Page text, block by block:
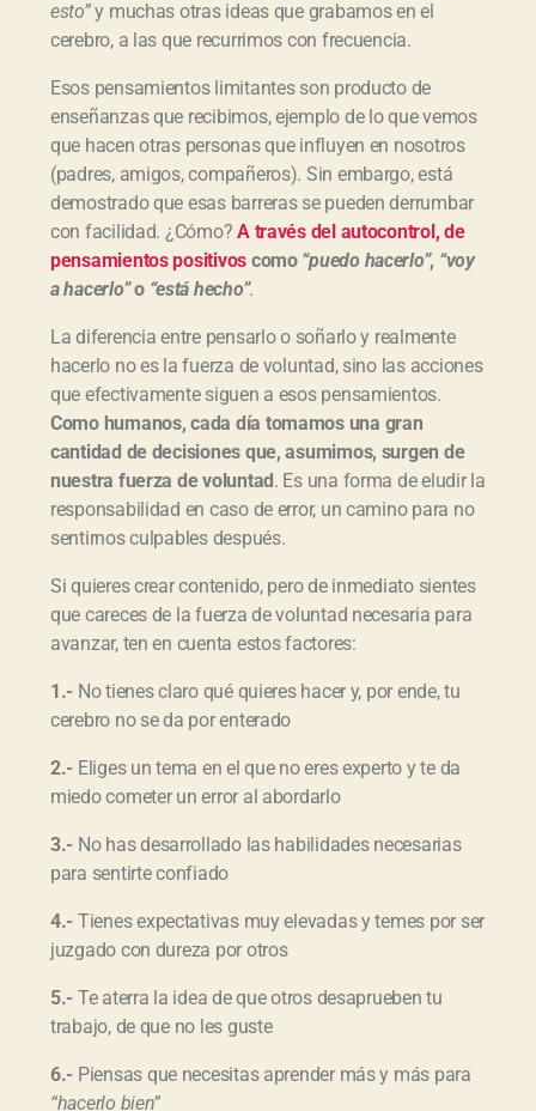
esto”y muchas otras ideas que grabamos en el
cerebro, a las que recurrimos con frecuencia.
Esos pensamientos limitantes son producto de
enseñanzas que recibimos, ejemplo de lo que vemos
que hacen otras personas que influyen en nosotros
(padres, amigos, compañeros). Sin embargo, está
demostrado que esas barreras se pueden derrumbar
con facilidad. ¿Cómo?A través del autocontrol, de
pensamientos positivos como “puedo hacerlo”, “voy
a hacerlo”o “está hecho”.
La diferencia entre pensarlo o soñarlo y realmente
hacerlo no es la fuerza de voluntad, sino las acciones
que efectivamente siguen a esos pensamientos.
Como humanos, cada día tomamos una gran
cantidad de decisiones que, asumimos, surgen de
nuestra fuerza de voluntad. Es una forma de eludir la
responsabilidad en caso de error, un camino para no
sentirnos culpables después.
Si quieres crear contenido, pero de inmediato sientes
que careces de la fuerza de voluntad necesaria para
avanzar, ten en cuenta estos factores:
1.- No tienes claro qué quieres hacer y, por ende, tu
cerebro no se da por enterado
2.- Eliges un tema en el que no eres experto y te da
miedo cometer un error al abordarlo
3.- No has desarrollado las habilidades necesarias
para sentirte confiado
4.- Tienes expectativas muy elevadas y temes por ser
juzgado con dureza por otros
5.- Te aterra la idea de que otros desaprueben tu
trabajo, de que no les guste
6.- Piensas que necesitas aprender más y más para
“hacerlo bien”